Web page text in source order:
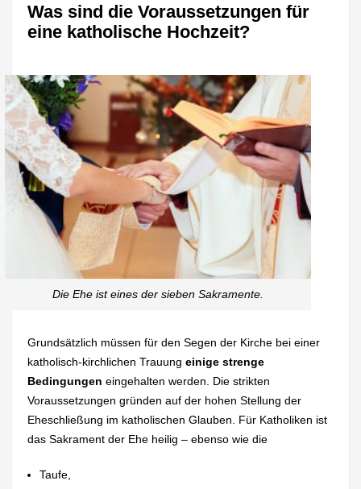
Was sind die Voraussetzungen für
eine katholische Hochzeit?
Die Ehe ist eines der sieben Sakramente.
Grundsätzlich müssen für den Segen der Kirche bei einer
katholisch-kirchlichen Trauungeinige strenge
Bedingungen eingehalten werden. Die strikten
Voraussetzungen gründen auf der hohen Stellung der
Eheschließung im katholischen Glauben. Für Katholiken ist
das Sakrament der Ehe heilig – ebenso wie die
Taufe,